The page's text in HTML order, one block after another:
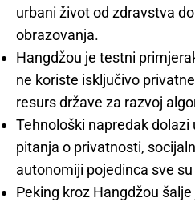
urbani život od zdravstva
obrazovanja.
Hangdžou je testni
ne koriste isključivo
resurs države za razvoj
Tehnološki napredak dolazi
pitanja o privatnosti,
autonomiji pojedinca sve
Peking kroz Hangdžou